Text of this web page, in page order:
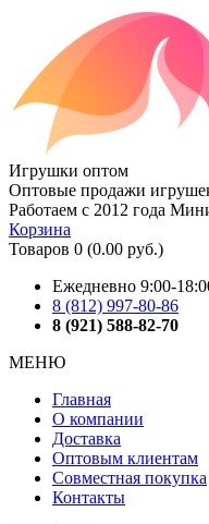
Игрушки оптом
Оптовые продажи
Работаем с 2012 года
Корзина
Товаров 0 (0.00 руб.)
Ежедневно 9:00-
8 (812) 997-80-86
8 (921) 588-82-70
МЕНЮ
Главная
О компании
Доставка
Оптовым клиентам
Совместная покупка
Контакты